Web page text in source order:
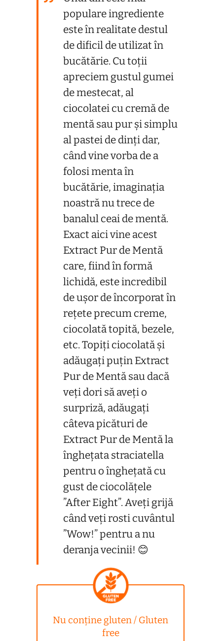
populare ingrediente
este în realitate destul
de dificil de utilizat în
bucătărie. Cu toții
apreciem gustul gumei
de mestecat, al
ciocolatei cu cremă de
mentă sau pur și simplu
al pastei de dinți dar,
când vine vorba de a
folosi menta în
bucătărie, imaginația
noastră nu trece de
banalul ceai de mentă.
Exact aici vine acest
Extract Pur de Mentă
care, fiind în formă
lichidă, este incredibil
de ușor de încorporat în
rețete precum creme,
ciocolată topită, bezele,
etc. Topiți ciocolată și
adăugați puțin Extract
Pur de Mentă sau dacă
veți dori să aveți o
surpriză, adăugați
câteva picături de
Extract Pur de Mentă la
înghețata straciatella
pentru o înghețată cu
gust de ciocolățele
”After Eight”. Aveți grijă
când veți rosti cuvântul
”Wow!” pentru a nu
deranja vecinii! 😊
Nu conține gluten / Gluten
free